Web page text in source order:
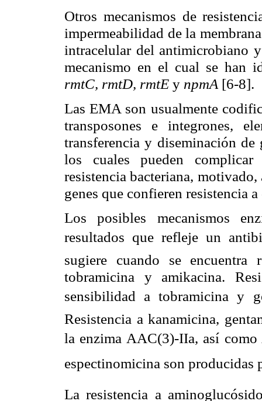
Otros mecanismos de
impermeabilidad de la
intracelular del antimicrobiano
mecanismo en el cual se han
rmtC, rmtD, rmtE y npmA [6-8].
Las EMA son usualmente
transposones e integrones,
transferencia y diseminación de
los cuales pueden
resistencia bacteriana,
genes que confieren resistencia
Los posibles mecanismos
resultados que refleje un
sugiere cuando se
tobramicina y amikacina.
sensibilidad a tobramicina y
Resistencia a kanamicina,
la enzima AAC(3)-IIa, así
espectinomicina son producidas
La resistencia a